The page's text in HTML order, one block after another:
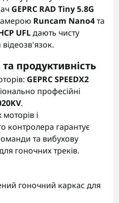
GEPRC RAD Tiny 5.8G
Runcam Nano4та
UFLдають чисту
відеозв'язок.
продуктивність
GEPRC SPEEDX2
професійні
.
і
контролера гарантує
та вибухову
гоночних треків.
гоночний каркас для